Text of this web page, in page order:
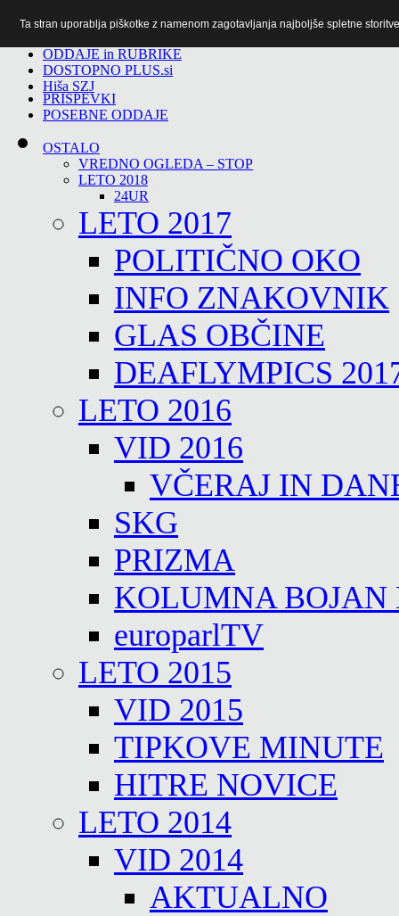
ODDAJE in RUBRIKE
DOSTOPNO PLUS.si
Hiša SZJ
PRISPEVKI
POSEBNE ODDAJE
OSTALO
VREDNO OGLEDA – STOP
LETO 2018
24UR
LETO 2017
POLITIČNO OKO
INFO ZNAKOVNIK
GLAS OBČINE
DEAFLYMPICS
LETO 2016
VID 2016
VČERAJ IN
SKG
PRIZMA
KOLUMNA BOJAN
europarlTV
LETO 2015
VID 2015
TIPKOVE MINUTE
HITRE NOVICE
LETO 2014
VID 2014
AKTUALNO
Ta stran uporablja piškotke z namenom zagotavljanja najboljše spletne